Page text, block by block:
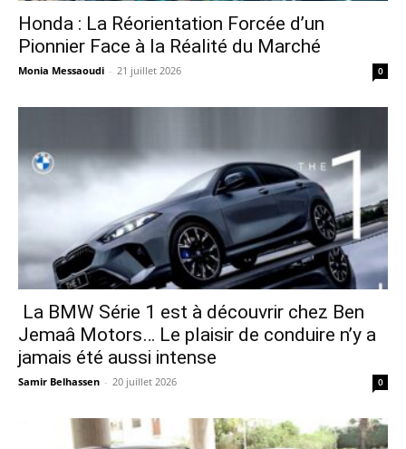
Honda : La Réorientation Forcée d’un
Pionnier Face à la Réalité du Marché
Monia Messaoudi - 21 juillet 2026 0
La BMW Série 1 est à découvrir chez Ben
Jemaâ Motors… Le plaisir de conduire n’y a
jamais été aussi intense
Samir Belhassen - 20 juillet 2026 0